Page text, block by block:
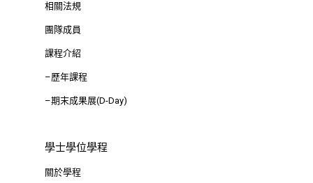
相關法規
團隊成員
課程介紹
–歷年課程
–期末成果展(D-Day)
學士學位學程
關於學程